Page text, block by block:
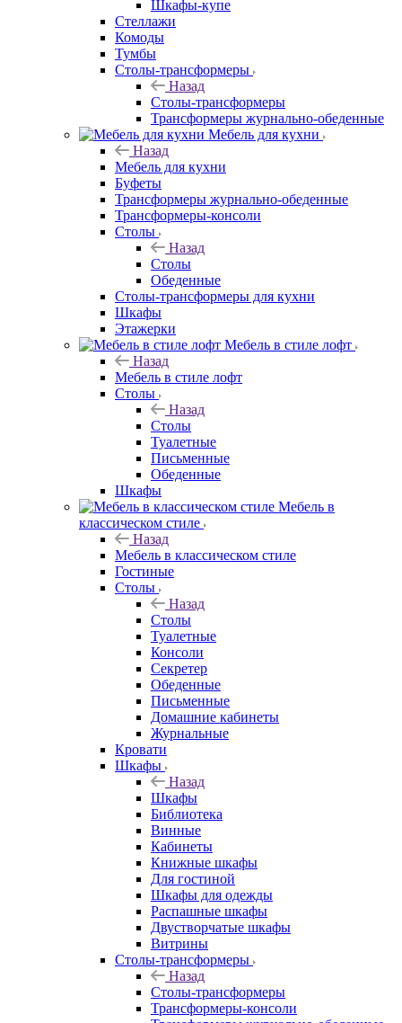
Шкафы-купе
Стеллажи
Комоды
Тумбы
Столы-трансформеры
Назад
Столы-трансформеры
Трансформеры журнально-обеденные
Мебель для кухни
Назад
Мебель для кухни
Буфеты
Трансформеры журнально-обеденные
Трансформеры-консоли
Столы
Назад
Столы
Обеденные
Столы-трансформеры для кухни
Шкафы
Этажерки
Мебель в стиле лофт
Назад
Мебель в стиле лофт
Столы
Назад
Столы
Туалетные
Письменные
Обеденные
Шкафы
Мебель в
классическом стиле
Назад
Мебель в классическом стиле
Гостиные
Столы
Назад
Столы
Туалетные
Консоли
Секретер
Обеденные
Письменные
Домашние кабинеты
Журнальные
Кровати
Шкафы
Назад
Шкафы
Библиотека
Винные
Кабинеты
Книжные шкафы
Для гостиной
Шкафы для одежды
Распашные шкафы
Двустворчатые шкафы
Витрины
Столы-трансформеры
Назад
Столы-трансформеры
Трансформеры-консоли